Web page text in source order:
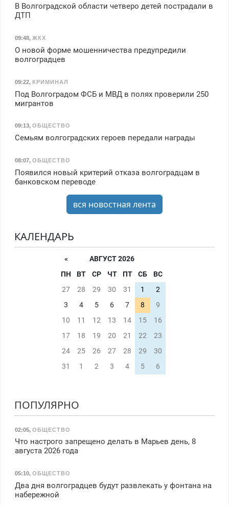
В Волгоградской области четверо детей пострадали в
ДТП
09:48, ЖКХ
О новой форме мошенничества предупредили
волгоградцев
09:22, КРИМИНАЛ
Под Волгоградом ФСБ и МВД в полях проверили 250
мигрантов
09:13, ОБЩЕСТВО
Семьям волгоградских героев передали награды
08:07, ОБЩЕСТВО
Появился новый критерий отказа волгоградцам в
банковском переводе
вся новостная лента
КАЛЕНДАРЬ
«
АВГУСТ 2026
ПН
ВТ СР ЧТ ПТ СБ
ВС
27
28 29 30 31 1
2
3
4 5 6 7 8
9
10
11 12 13 14 15
16
17
18 19 20 21 22
23
24
25 26 27 28 29
30
31
1 2 3 4 5 6
ПОПУЛЯРНО
02:05, ОБЩЕСТВО
Что настрого запрещено делать в Марьев день, 8
августа 2026 года
05:10, ОБЩЕСТВО
Два дня волгоградцев будут развлекать у фонтана на
набережной